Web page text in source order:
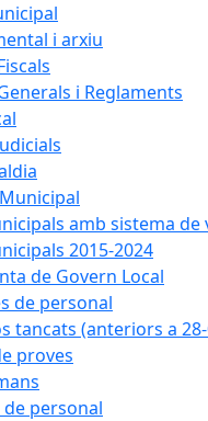
i arxiu
i Reglaments
amb sistema de
2015-2024
de Govern Local
de personal
tancats (anteriors a
proves
personal